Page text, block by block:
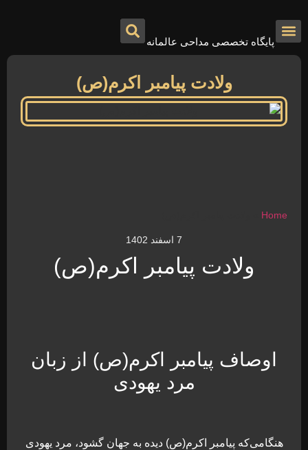
پایگاه تخصصی مداحی عالمانه
ولادت پیامبر اکرم(ص)
Home
7 اسفند 1402
ولادت پیامبر اکرم(ص)
اوصاف پیامبر اکرم(ص) از زبان
مرد یهودی
هنگامی‌که پیامبر اکرم(ص) دیده به جهان گشود، مرد یهودی